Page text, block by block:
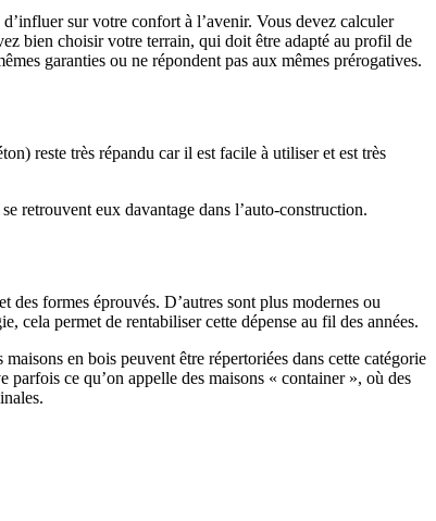
sur votre confort à l’avenir. Vous devez calculer
bien choisir votre terrain, qui doit être adapté au profil de
garanties ou ne répondent pas aux mêmes prérogatives.
reste très répandu car il est facile à utiliser et est très
retrouvent eux davantage dans l’auto-construction.
formes éprouvés. D’autres sont plus modernes ou
cela permet de rentabiliser cette dépense au fil des années.
en bois peuvent être répertoriées dans cette catégorie
parfois ce qu’on appelle des maisons « container », où des